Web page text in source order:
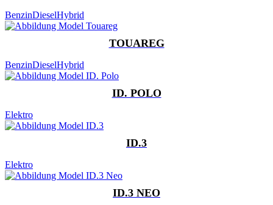
BenzinDieselHybrid
TOUAREG
BenzinDieselHybrid
ID. POLO
Elektro
ID.3
Elektro
ID.3 NEO